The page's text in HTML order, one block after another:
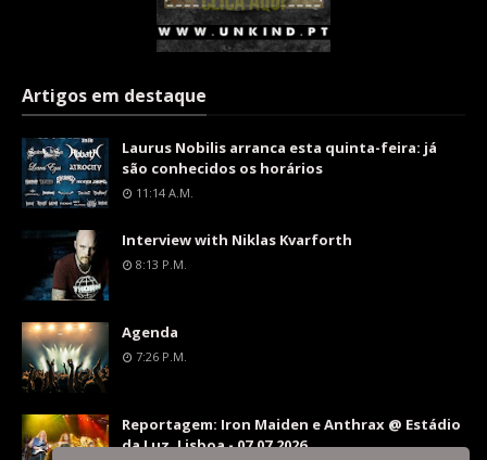
Artigos em destaque
Laurus Nobilis arranca esta quinta-feira: já
são conhecidos os horários
11:14 A.m.
Interview with Niklas Kvarforth
8:13 P.m.
Agenda
7:26 P.m.
Reportagem: Iron Maiden e Anthrax @ Estádio
da Luz, Lisboa - 07.07.2026